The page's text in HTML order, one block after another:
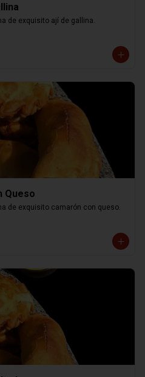
de exquisito ají de gallina.
Queso
de exquisito camarón con queso.